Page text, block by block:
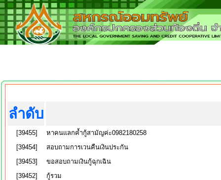
ลำดับ
[39455]
หาคนแลกค้ำกู้สามัญค่ะ0982180258
[39454]
สอบถามการเวนคืนเงินประกัน
[39453]
ขอสอบถามเงินกู้ฉุกเฉิน
[39452]
กู้รวม